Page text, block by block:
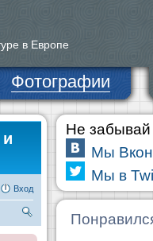
в Европе
Фотографии
Вход
Не забывай
Мы
Мы в